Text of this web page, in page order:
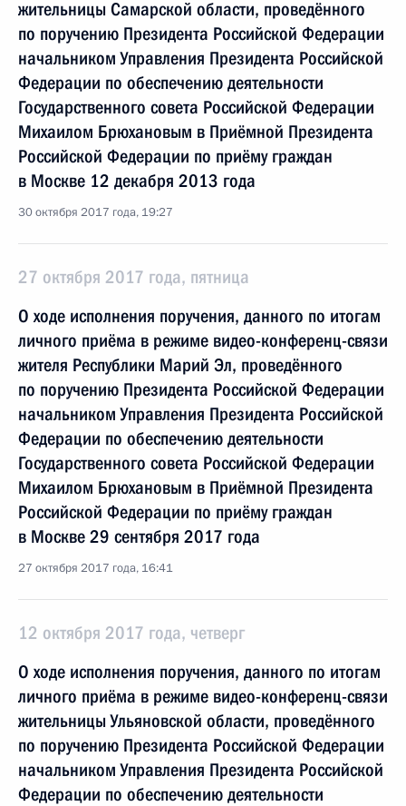
жительницы Самарской области, проведённого
по поручению Президента Российской Федерации
начальником Управления Президента Российской
Федерации по обеспечению деятельности
Государственного совета Российской Федерации
Михаилом Брюхановым в Приёмной Президента
Российской Федерации по приёму граждан
в Москве 12 декабря 2013 года
30 октября 2017 года, 19:27
27 октября 2017 года, пятница
О ходе исполнения поручения, данного по итогам
личного приёма в режиме видео-конференц-связи
жителя Республики Марий Эл, проведённого
по поручению Президента Российской Федерации
начальником Управления Президента Российской
Федерации по обеспечению деятельности
Государственного совета Российской Федерации
Михаилом Брюхановым в Приёмной Президента
Российской Федерации по приёму граждан
в Москве 29 сентября 2017 года
27 октября 2017 года, 16:41
12 октября 2017 года, четверг
О ходе исполнения поручения, данного по итогам
личного приёма в режиме видео-конференц-связи
жительницы Ульяновской области, проведённого
по поручению Президента Российской Федерации
начальником Управления Президента Российской
Федерации по обеспечению деятельности